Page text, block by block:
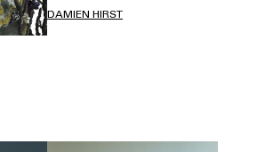
DAMIEN HIRST